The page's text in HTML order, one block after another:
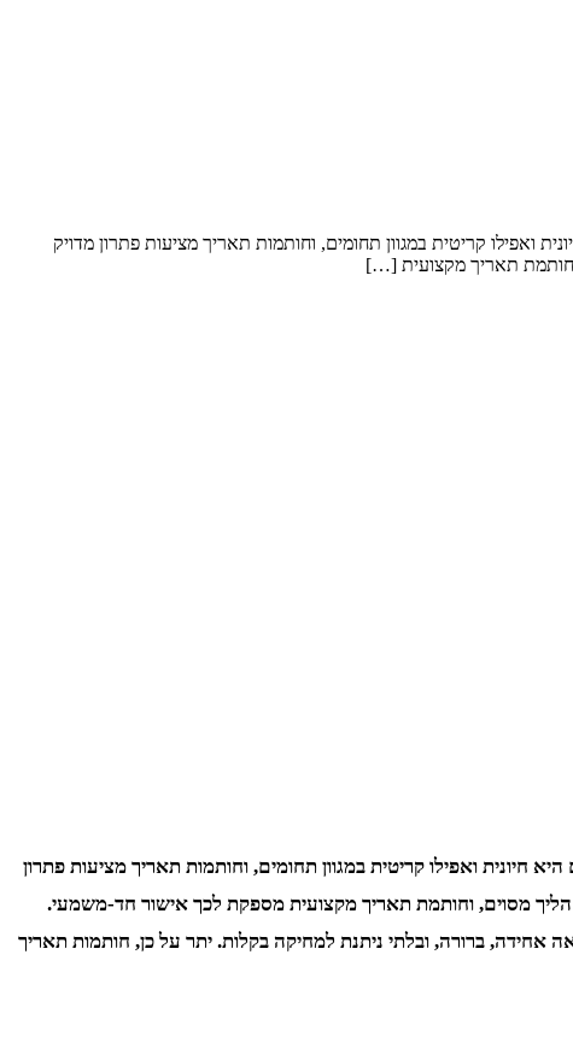
ואפילו קריטית במגוון תחומים, וחותמות תאריך מציעות פתרון מדויק
תאריך מקצועית […]
ואפילו קריטית במגוון תחומים, וחותמות תאריך מציעות פתרון
מסוים, וחותמת תאריך מקצועית מספקת לכך אישור חד-משמעי.
אחידה, ברורה, ובלתי ניתנת למחיקה בקלות. יתר על כן, חותמות תאריך